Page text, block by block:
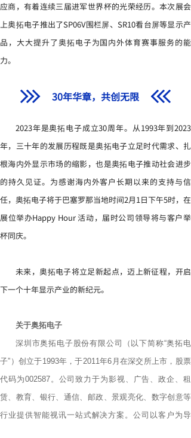
应商，有着连续三届进军世界杯的光荣经历。本次展会
上奥拓电子推出了SP06V围栏屏、SR10看台屏等显示产
品，大大提升了奥拓电子为国内外体育赛事服务的能
力。
30年华章，共创无限
2023年是奥拓电子成立30周年。从1993年到2023
年，三十年的发展历程既是奥拓电子立足时代需求、扎
根海内外显示市场的缩影，也是奥拓电子推动社会进步
的持久见证。为感谢海内外客户长期以来的支持与信
任，奥拓电子将于巴塞罗那当地时间2月1日下午5时，在
展位举办Happy Hour 活动，届时公司领导将与客户举
杯同庆。
未来，奥拓电子将立足新起点，迈上新征程，开启
下一个十年显示产业的新纪元。
关于奥拓电子
深圳市奥拓电子股份有限公司（以下简称“奥拓电
子”）创立于1993年，于2011年6月在深交所上市，股票
代码为002587。公司致力于为影视、广告、政企、租
赁、教育、银行、通信、邮政、景观亮化、数字创意等
行业提供智能视讯一站式解决方案。公司以客户为导